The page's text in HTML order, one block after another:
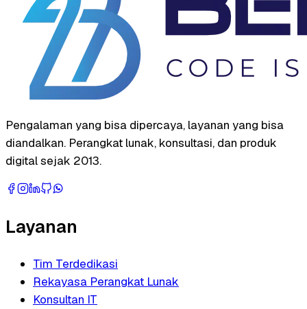
Pengalaman yang bisa dipercaya, layanan yang bisa
diandalkan. Perangkat lunak, konsultasi, dan produk
digital sejak 2013.
Layanan
Tim Terdedikasi
Rekayasa Perangkat Lunak
Konsultan IT